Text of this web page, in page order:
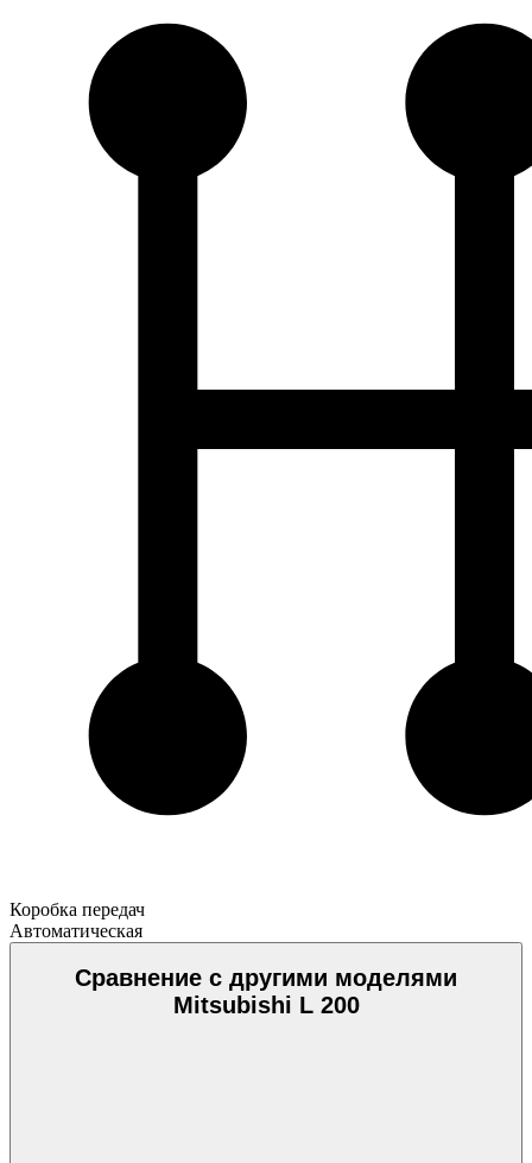
Коробка передач
Автоматическая
Сравнение с другими моделями
Mitsubishi L 200